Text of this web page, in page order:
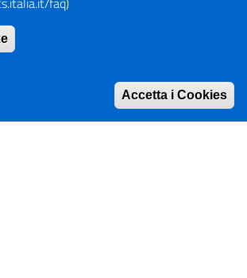
di Ripresa e Resilienza)
Accetta i Cookies